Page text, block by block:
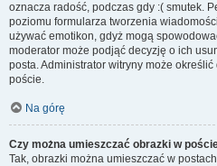
oznacza radość, podczas gdy :( smutek.
poziomu formularza tworzenia
używać emotikon, gdyż mogą
moderator może podjąć decyzję o ich
posta. Administrator witryny może
poście.
Na górę
Czy można umieszczać obrazki w
Tak, obrazki można umieszczać w